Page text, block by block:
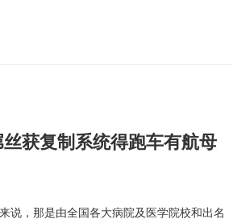
获复制系统得跑车有航母
，那是由全国各大病院及医学院校和出名